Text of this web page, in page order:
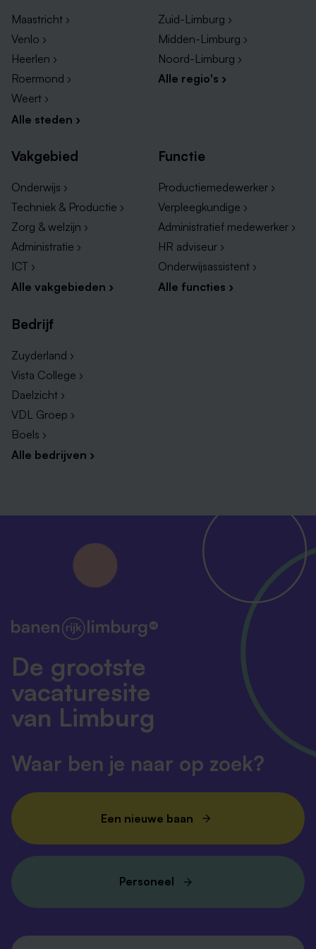
Vacatures in Nuth
Soorten banen in Heerlen
Ben je benieuwd naar welkevacatures in Heerlen
openstaan in jouw sector? Neem dan een kijkje
onderstaande lijst voor het aanbod van vacatures per
jouw droombaan wel tegen?
Bijbaan in Heerlen
Schoonmaak vacatures in Heerlen
Thuiswerk vacatures in Heerlen
Vacatures horeca in Heerlen
Vacatures ziekenhuis in Heerlen
Maastricht ›
Venlo ›
Heerlen ›
Roermond ›
Weert ›
Alle steden ›
Zuid-Limburg ›
Midden-Limburg ›
Noord-Limburg ›
Alle regio's ›
Vakgebied
Onderwijs ›
Techniek & Productie ›
Zorg & welzijn ›
Administratie ›
ICT ›
Alle vakgebieden ›
Functie
Productiemedewerker ›
Verpleegkundige ›
Administratief medewerker ›
HR adviseur ›
Onderwijsassistent ›
Alle functies ›
Bedrijf
Zuyderland ›
Vista College ›
Daelzicht ›
VDL Groep ›
Boels ›
Alle bedrijven ›
De grootste
vacaturesite
van Limburg
Waar ben je naar op zoek?
Een nieuwe baan
Personeel